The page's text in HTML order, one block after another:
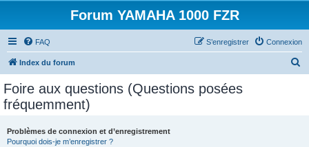
Forum YAMAHA 1000 FZR
FAQ Connexion
S’enregistrer
Index du forum
Foire aux questions (Questions posées
fréquemment)
Problèmes de connexion et d’enregistrement
Pourquoi dois-je m’enregistrer ?